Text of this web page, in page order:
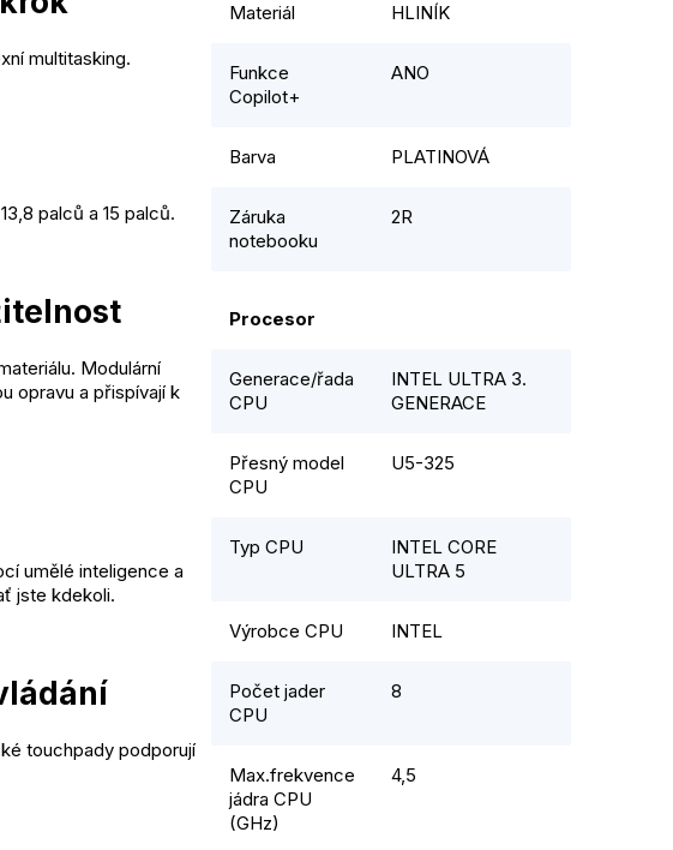
multitasking.
palců a 15 palců.
Modulární
opravu a přispívají k
umělé inteligence a
jste kdekoli.
touchpady podporují
Materiál HLINÍK
Funkce
Copilot+
ANO
Barva PLATINOVÁ
Záruka
notebooku
2R
Procesor
Generace/řada
CPU
INTEL ULTRA 3.
GENERACE
Přesný model
CPU
U5-325
Typ CPU
INTEL CORE
ULTRA 5
Výrobce CPU INTEL
Počet jader
CPU
8
Max.frekvence
jádra CPU
(GHz)
4,5